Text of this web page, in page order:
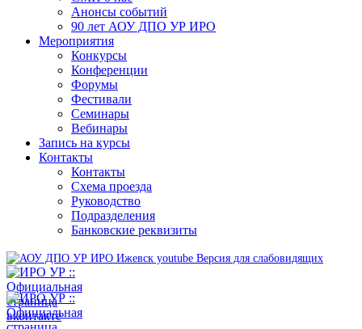
Анонсы событий
90 лет АОУ ДПО УР ИРО
Мероприятия
Конкурсы
Конференции
Форумы
Фестивали
Семинары
Вебинары
Запись на курсы
Контакты
Контакты
Схема проезда
Руководство
Подразделения
Банковские реквизиты
Версия для слабовидящих